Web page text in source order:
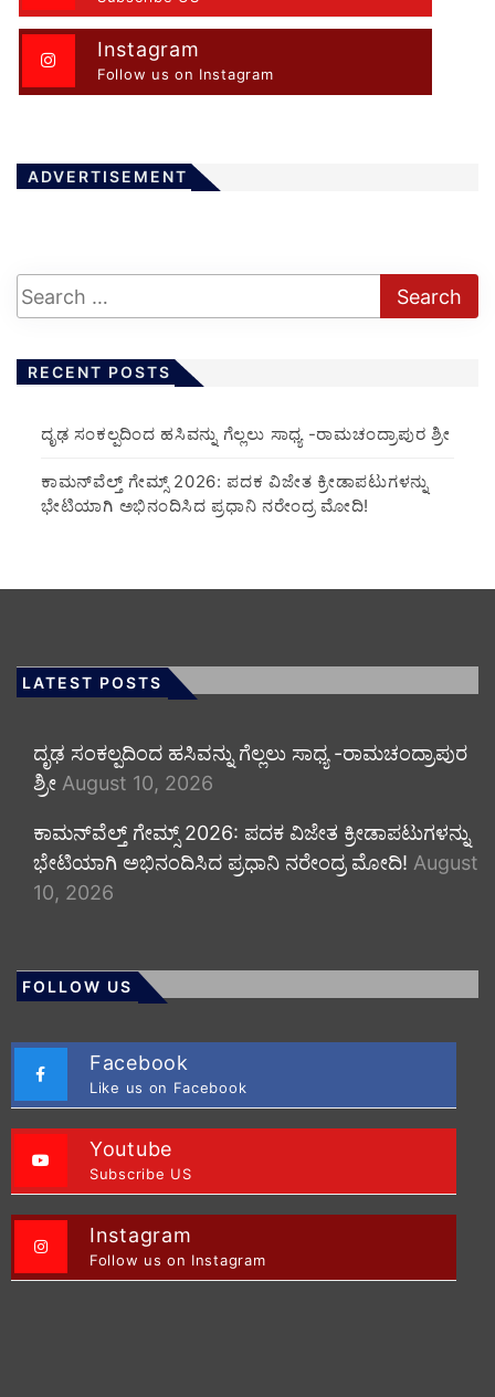
Instagram
Follow us on Instagram
ADVERTISEMENT
RECENT POSTS
ದೃಢ ಸಂಕಲ್ಪದಿಂದ ಹಸಿವನ್ನು ಗೆಲ್ಲಲು ಸಾಧ್ಯ -ರಾಮಚಂದ್ರಾಪುರ ಶ್ರೀ
ಕಾಮನ್‌ವೆಲ್ತ್ ಗೇಮ್ಸ್ 2026: ಪದಕ ವಿಜೇತ ಕ್ರೀಡಾಪಟುಗಳನ್ನು
ಭೇಟಿಯಾಗಿ ಅಭಿನಂದಿಸಿದ ಪ್ರಧಾನಿ ನರೇಂದ್ರ ಮೋದಿ!
LATEST POSTS
ದೃಢ ಸಂಕಲ್ಪದಿಂದ ಹಸಿವನ್ನು ಗೆಲ್ಲಲು ಸಾಧ್ಯ -ರಾಮಚಂದ್ರಾಪುರ
ಶ್ರೀ August 10, 2026
ಕಾಮನ್‌ವೆಲ್ತ್ ಗೇಮ್ಸ್ 2026: ಪದಕ ವಿಜೇತ ಕ್ರೀಡಾಪಟುಗಳನ್ನು
ಭೇಟಿಯಾಗಿ ಅಭಿನಂದಿಸಿದ ಪ್ರಧಾನಿ ನರೇಂದ್ರ ಮೋದಿ! August
10, 2026
FOLLOW US
Facebook
Like us on Facebook
Youtube
Subscribe US
Instagram
Follow us on Instagram